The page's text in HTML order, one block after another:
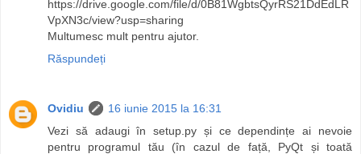
https://drive.google.com/file/d/0B81WgbtsQyrRS21DdEdLR
VpXN3c/view?usp=sharing
Multumesc mult pentru ajutor.
Răspundeți
Ovidiu
16 iunie 2015 la 16:31
Vezi să adaugi în setup.py și ce dependințe ai nevoie
pentru programul tău (în cazul de față, PyQt și toată